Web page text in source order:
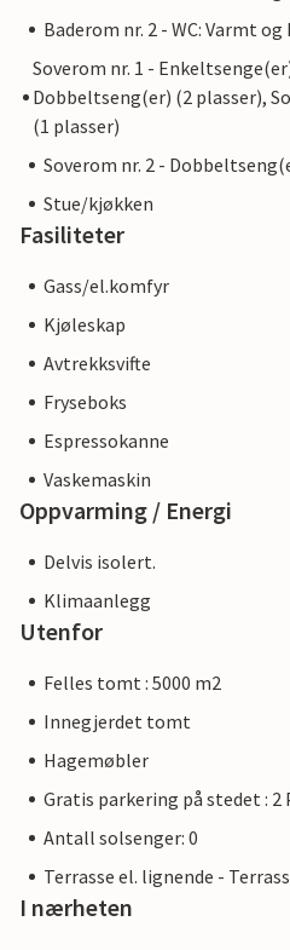
Baderom nr. 2 - WC: Varmt
Soverom nr. 1 -
Dobbeltseng(er) (2 plasser),
(1 plasser)
Soverom nr. 2 -
Stue/kjøkken
Fasiliteter
Gass/el.komfyr
Kjøleskap
Avtrekksvifte
Fryseboks
Espressokanne
Vaskemaskin
Oppvarming / Energi
Delvis isolert.
Klimaanlegg
Utenfor
Felles tomt : 5000 m2
Innegjerdet tomt
Hagemøbler
Gratis parkering på stedet : 2
Antall solsenger: 0
Terrasse el. lignende -
I nærheten